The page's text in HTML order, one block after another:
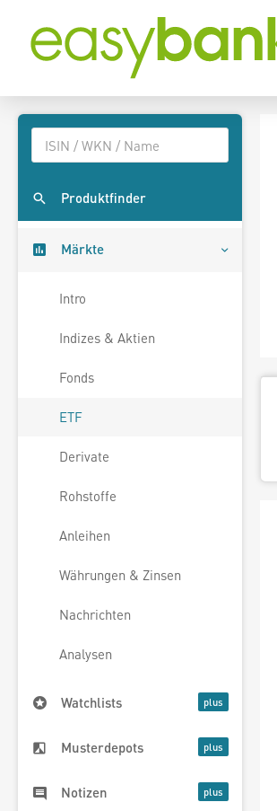
Produktfinder
Märkte
Intro
Indizes & Aktien
Fonds
ETF
Derivate
Rohstoffe
Anleihen
Währungen & Zinsen
Nachrichten
Analysen
Watchlists
Musterdepots
Notizen